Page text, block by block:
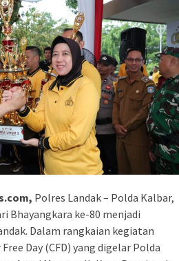
Polres Landak – Polda Kalbar,
Bhayangkara ke-80 menjadi
Dalam rangkaian kegiatan
Day (CFD) yang digelar Polda